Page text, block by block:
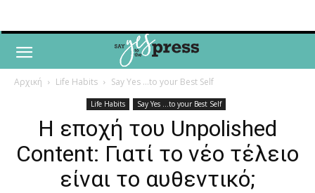
Αρχική Life Habits Say Yes ...to your Best Self
Life Habits Say Yes ...to your Best Self
Η εποχή του Unpolished
Content: Γιατί το νέο τέλειο
είναι το αυθεντικό;